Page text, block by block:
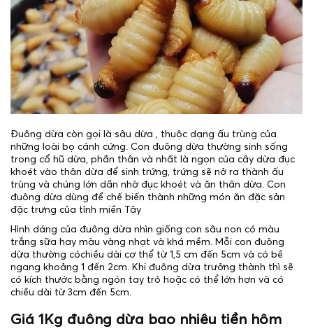
Đuông dừa còn gọi là sâu dừa , thuộc dạng ấu trùng của
những loài bọ cánh cứng. Con đuông dừa thường sinh sống
trong cổ hũ dừa, phần thân và nhất là ngọn của cây dừa đục
khoét vào thân dừa để sinh trứng, trứng sẽ nở ra thành ấu
trùng và chúng lớn dần nhờ đục khoét và ăn thân dừa. Con
đuông dừa dùng để chế biến thành những món ăn đặc sản
đặc trưng của tỉnh miền Tây
Hình dáng của đuông dừa nhìn giống con sâu non có màu
trắng sữa hay màu vàng nhạt và khá mềm. Mỗi con đuông
dừa thường cóchiều dài cơ thể từ 1,5 cm đến 5cm và có bề
ngang khoảng 1 đến 2cm. Khi đuông dừa trưởng thành thì sẽ
có kích thước bằng ngón tay trỏ hoặc có thể lớn hơn và có
chiều dài từ 3cm đến 5cm.
Giá 1Kg đuông dừa bao nhiêu tiền hôm